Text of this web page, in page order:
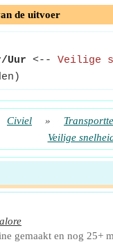
de uitvoer
Uur <-- Veilige
Civiel »
Veilige
gemaakt en nog 25+